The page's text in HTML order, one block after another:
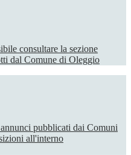
consultare la sezione
dal Comune di Oleggio
pubblicati dai Comuni
all'interno